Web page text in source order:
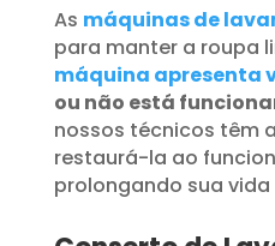
As máquinas de
para manter a roupa
máquina apresenta
ou não está
nossos técnicos têm
restaurá-la ao
prolongando sua vida